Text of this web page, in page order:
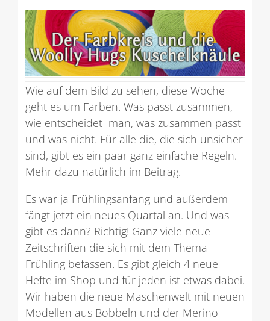
Wie auf dem Bild zu sehen, diese Woche
geht es um Farben. Was passt zusammen,
wie entscheidet man, was zusammen passt
und was nicht. Für alle die, die sich unsicher
sind, gibt es ein paar ganz einfache Regeln.
Mehr dazu natürlich im Beitrag.
Es war ja Frühlingsanfang und außerdem
fängt jetzt ein neues Quartal an. Und was
gibt es dann? Richtig! Ganz viele neue
Zeitschriften die sich mit dem Thema
Frühling befassen. Es gibt gleich 4 neue
Hefte im Shop und für jeden ist etwas dabei.
Wir haben die neue Maschenwelt mit neuen
Modellen aus Bobbeln und der Merino